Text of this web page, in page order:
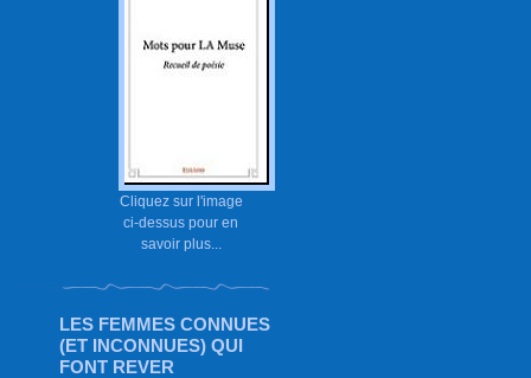
Cliquez sur l'image
ci-dessus pour en
savoir plus...
LES FEMMES CONNUES
(ET INCONNUES) QUI
FONT REVER